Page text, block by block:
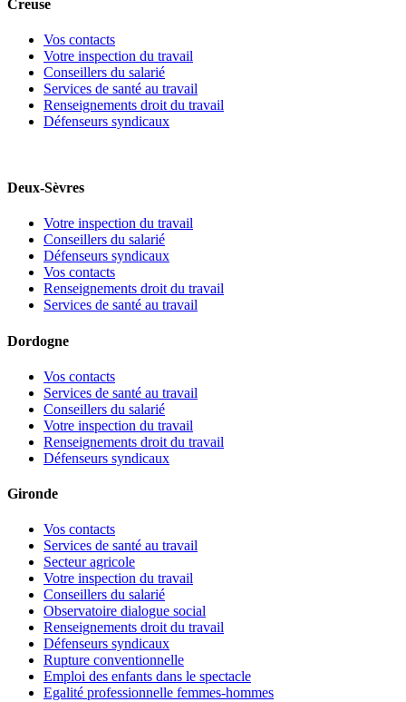
Creuse
Vos contacts
Votre inspection du travail
Conseillers du salarié
Services de santé au travail
Renseignements droit du travail
Défenseurs syndicaux
Deux-Sèvres
Votre inspection du travail
Conseillers du salarié
Défenseurs syndicaux
Vos contacts
Renseignements droit du travail
Services de santé au travail
Dordogne
Vos contacts
Services de santé au travail
Conseillers du salarié
Votre inspection du travail
Renseignements droit du travail
Défenseurs syndicaux
Gironde
Vos contacts
Services de santé au travail
Secteur agricole
Votre inspection du travail
Conseillers du salarié
Observatoire dialogue social
Renseignements droit du travail
Défenseurs syndicaux
Rupture conventionnelle
Emploi des enfants dans le spectacle
Egalité professionnelle femmes-hommes